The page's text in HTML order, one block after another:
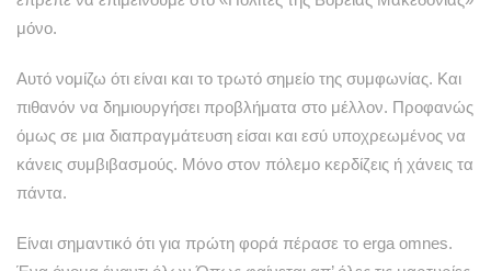
μόνο.
Αυτό νομίζω ότι είναι και το τρωτό σημείο της συμφωνίας. Και
πιθανόν να δημιουργήσει προβλήματα στο μέλλον. Προφανώς
όμως σε μια διαπραγμάτευση είσαι και εσύ υποχρεωμένος να
κάνεις συμβιβασμούς. Μόνο στον πόλεμο κερδίζεις ή χάνεις τα
πάντα.
Είναι σημαντικό ότι για πρώτη φορά πέρασε το erga omnes.